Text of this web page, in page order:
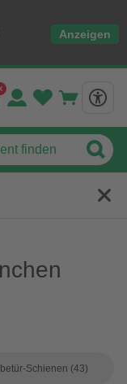
Anzeigen
Schienen (43)